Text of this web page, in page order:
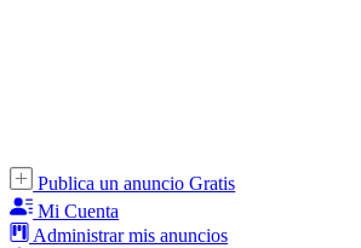
Publica un anuncio Gratis
Mi Cuenta
Administrar mis anuncios